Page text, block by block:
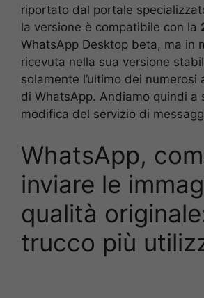
riportato dal portale
la versione è compatibile con la
WhatsApp Desktop beta, ma in
ricevuta nella sua versione
solamente l’ultimo dei numerosi
di WhatsApp. Andiamo quindi a
modifica del servizio di
WhatsApp,
inviare le
qualità
trucco più